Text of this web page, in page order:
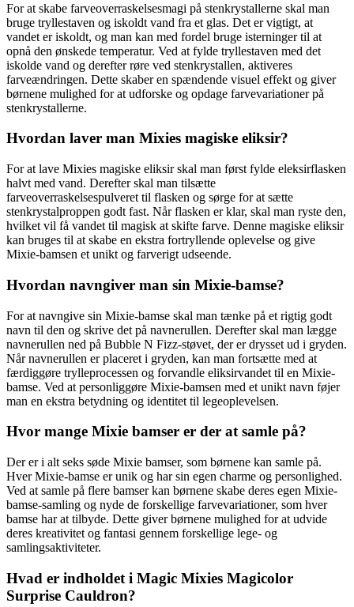
For at skabe farveoverraskelsesmagi på stenkrystallerne skal man
bruge tryllestaven og iskoldt vand fra et glas. Det er vigtigt, at
vandet er iskoldt, og man kan med fordel bruge isterninger til at
opnå den ønskede temperatur. Ved at fylde tryllestaven med det
iskolde vand og derefter røre ved stenkrystallen, aktiveres
farveændringen. Dette skaber en spændende visuel effekt og giver
børnene mulighed for at udforske og opdage farvevariationer på
stenkrystallerne.
Hvordan laver man Mixies magiske eliksir?
For at lave Mixies magiske eliksir skal man først fylde eleksirflasken
halvt med vand. Derefter skal man tilsætte
farveoverraskelsespulveret til flasken og sørge for at sætte
stenkrystalproppen godt fast. Når flasken er klar, skal man ryste den,
hvilket vil få vandet til magisk at skifte farve. Denne magiske eliksir
kan bruges til at skabe en ekstra fortryllende oplevelse og give
Mixie-bamsen et unikt og farverigt udseende.
Hvordan navngiver man sin Mixie-bamse?
For at navngive sin Mixie-bamse skal man tænke på et rigtig godt
navn til den og skrive det på navnerullen. Derefter skal man lægge
navnerullen ned på Bubble N Fizz-støvet, der er drysset ud i gryden.
Når navnerullen er placeret i gryden, kan man fortsætte med at
færdiggøre trylleprocessen og forvandle eliksirvandet til en Mixie-
bamse. Ved at personliggøre Mixie-bamsen med et unikt navn føjer
man en ekstra betydning og identitet til legeoplevelsen.
Hvor mange Mixie bamser er der at samle på?
Der er i alt seks søde Mixie bamser, som børnene kan samle på.
Hver Mixie-bamse er unik og har sin egen charme og personlighed.
Ved at samle på flere bamser kan børnene skabe deres egen Mixie-
bamse-samling og nyde de forskellige farvevariationer, som hver
bamse har at tilbyde. Dette giver børnene mulighed for at udvide
deres kreativitet og fantasi gennem forskellige lege- og
samlingsaktiviteter.
Hvad er indholdet i Magic Mixies Magicolor
Surprise Cauldron?